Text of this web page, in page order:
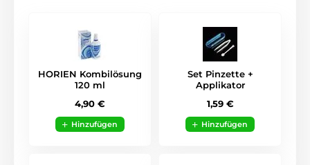
HORIEN Kombilösung
120 ml
4,90 €
Hinzufügen
Set Pinzette +
Applikator
1,59 €
Hinzufügen